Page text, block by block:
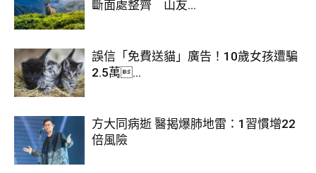
圖片來源： 中華航空
搭乘「皮卡丘彩繪飛機」的快樂絕對不僅於
斷面處整齊 山友...
誤信「免費送貓」廣告！10歲女孩遭騙
2.5萬...
方大同病逝 醫揭爆肺地雷：1習慣增22
倍風險